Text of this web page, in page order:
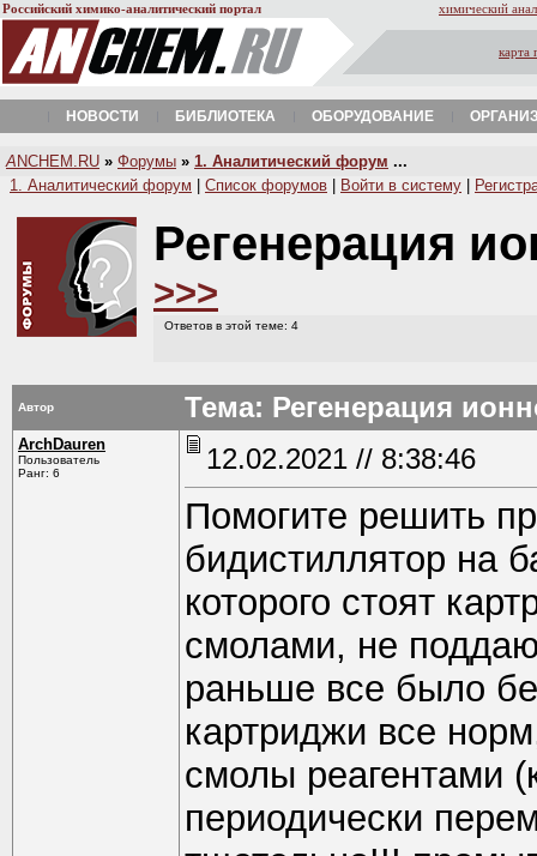
Российский химико-аналитический портал химический
карта
НОВОСТИ БИБЛИОТЕКА ОБОРУДОВАНИЕ
A NCHEM.RU » Форумы » 1. Аналитический форум ...
1. Аналитический форум
Список форумов Войти в систему
Регенерация
>>>
Ответов в этой теме: 4
Автор Тема: Регенерация
ArchDauren
Пользователь
Ранг: 6
12.02.2021 // 8:38:46
Помогите решить
бидистиллятор на
которого стоят
смолами, не
раньше все было
картриджи все
смолы реагентами
периодически